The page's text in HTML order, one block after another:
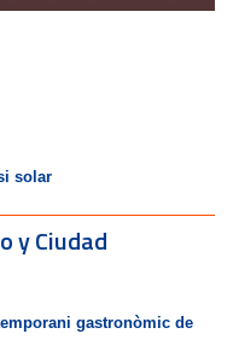
solar
y Ciudad
gastronòmic de